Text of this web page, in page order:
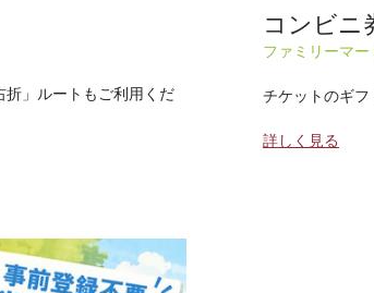
折」ルートもご利用くだ
コンビニ
ファミリーマ
チケットのギフ
詳しく見る